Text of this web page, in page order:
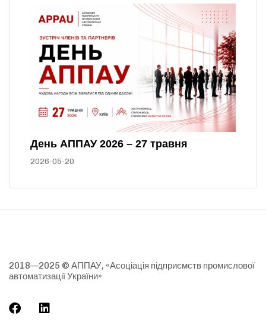
День АППАУ 2026 – 27 травня
2026-05-20
2018—2025 © АППАУ, «Асоціація підприємств промислової
автоматизації України»